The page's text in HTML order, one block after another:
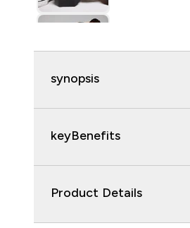
synopsis
keyBenefits
Product Details